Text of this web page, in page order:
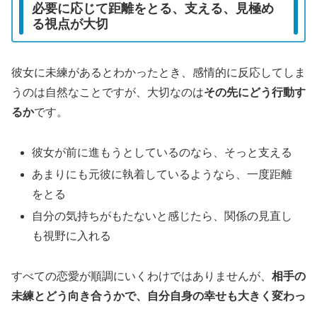
必要に応じて距離をとる、支える、見極め
る視点が大切
彼女に未練があるとわかったとき、感情的に反応してしま
うのは自然なことですが、大切なのはその先にどう行動す
るかです。
彼女が前に進もうとしているのなら、そっと支える
あまりにも元彼に執着しているようなら、一度距離
をとる
自分の気持ちがもたないと感じたら、関係の見直し
も視野に入れる
すべての恋愛が順調にいくわけではありませんが、 相手の
未練とどう向き合うかで、自分自身の幸せも大きく変わっ